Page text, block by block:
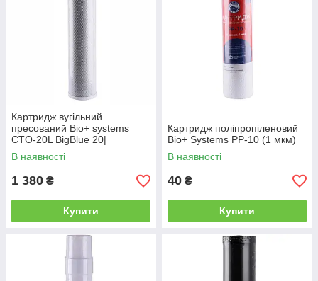
Картридж вугільний
пресований Bio+ systems
CTO-20L BigBlue 20|
В наявності
1 380 ₴
Купити
Картридж поліпропіленовий
Bio+ Systems PP-10 (1 мкм)
В наявності
40 ₴
Купити